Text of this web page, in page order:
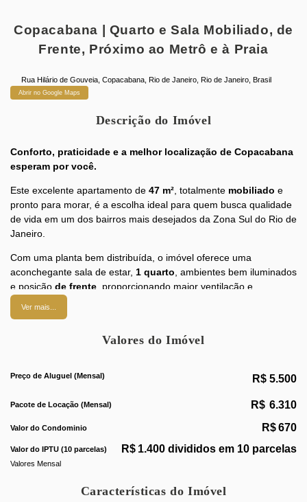
Copacabana | Quarto e Sala Mobiliado, de
Frente, Próximo ao Metrô e à Praia
Rua Hilário de Gouveia ,Copacabana ,Rio de Janeiro ,Rio de Janeiro ,Brasil
Abrir no Google Maps
Descrição do Imóvel
Conforto, praticidade e a melhor localização de Copacabana
esperam por você.
Este excelente apartamento de 47 m² , totalmente mobiliado e
pronto para morar, é a escolha ideal para quem busca qualidade
de vida em um dos bairros mais desejados da Zona Sul do Rio de
Janeiro.
Com uma planta bem distribuída, o imóvel oferece uma
aconchegante sala de estar, 1 quarto , ambientes bem iluminados
e posição de frente , proporcionando maior ventilação e
luminosidade natural. A
oferecer funcionalidade e praticidade no dia a dia,
valorizadas de Copacabana, você estará a poucos minutos da
deslocamento para qualquer região da cidade. A localização
também oferece uma infraestrutura completa, com
restaurantes, cafés e uma ampla variedade de serviços e
conveniências, permitindo que você faça praticamente tudo a pé.
Morar aqui é desfrutar do melhor que Copacabana tem a
Ver mais...
Valores do Imóvel
R$ 5.500
Preço de Aluguel (Mensal)
Valores Mensal
Valor do IPTU (10 parcelas) R$ 1.400 divididos em 10 parcelas
Valor do Condominio R$670
R$ 6.310
Pacote de Locação (Mensal)
Características do Imóvel